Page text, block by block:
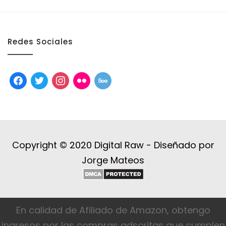
Redes Sociales
facebook
twitterinstagram
flickr 500px
Copyright © 2020 Digital Raw - Diseñado por
Jorge Mateos
En calidad de Afiliado de Amazon, obtengo